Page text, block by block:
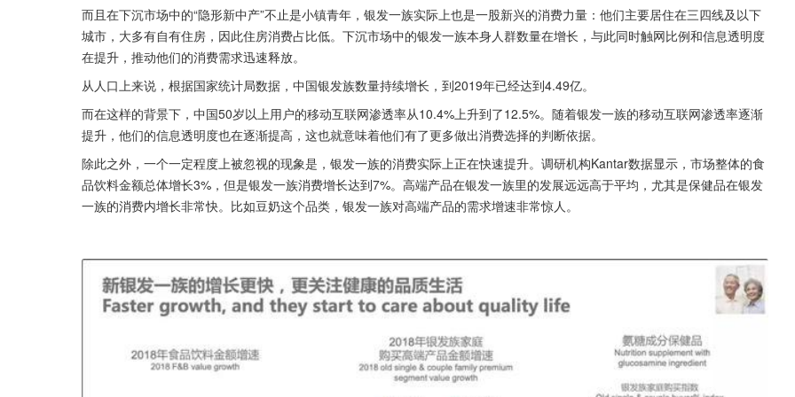
而且在下沉市场中的“隐形新中产”不止是小镇青年，银发一族实际上也是一股新兴的消费力量：他们主要居住在三四线及以下
城市，大多有自有住房，因此住房消费占比低。下沉市场中的银发一族本身人群数量在增长，与此同时触网比例和信息透明度
在提升，推动他们的消费需求迅速释放。
从人口上来说，根据国家统计局数据，中国银发族数量持续增长，到2019年已经达到4.49亿。
而在这样的背景下，中国50岁以上用户的移动互联网渗透率从10.4%上升到了12.5%。随着银发一族的移动互联网渗透率逐渐
提升，他们的信息透明度也在逐渐提高，这也就意味着他们有了更多做出消费选择的判断依据。
除此之外，一个一定程度上被忽视的现象是，银发一族的消费实际上正在快速提升。调研机构Kantar数据显示，市场整体的食
品饮料金额总体增长3%，但是银发一族消费增长达到7%。高端产品在银发一族里的发展远远高于平均，尤其是保健品在银发
一族的消费内增长非常快。比如豆奶这个品类，银发一族对高端产品的需求增速非常惊人。